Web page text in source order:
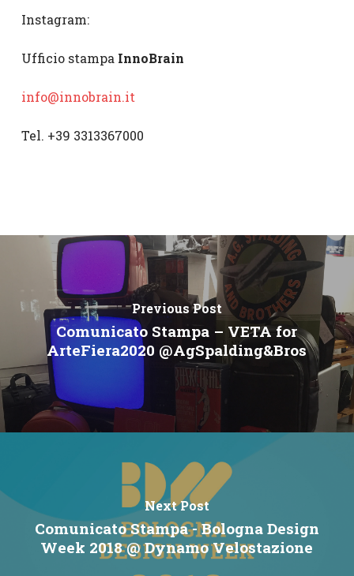
Instagram:
Ufficio stampa InnoBrain
info@innobrain.it
Tel. +39 3313367000
Previous Post
Comunicato Stampa – VETA for
ArteFiera2020 @AgSpalding&Bros
Next Post
Comunicato Stampa - Bologna Design
Week 2018 @ Dynamo Velostazione